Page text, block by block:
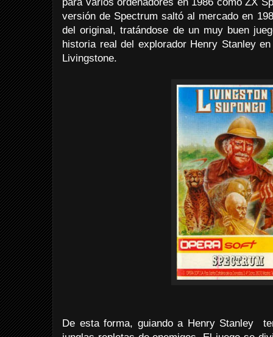
versión de Spectrum saltó al mercado en
del original, tratándose de un muy buen
historia real del explorador Henry Stanley
Livingstone.
De esta forma, guiando a Henry Stanley